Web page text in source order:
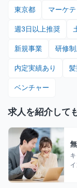
東京都 マーケ
週3日以上推奨
新規事業 研修制
内定実績あり
ベンチャー
求人を紹介して